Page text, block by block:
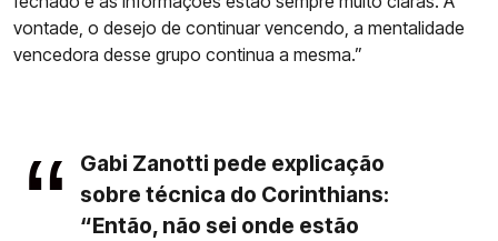
vontade, o desejo de continuar vencendo, a mentalidade
vencedora desse grupo continua a mesma.”
Gabi Zanotti pede explicação
sobre técnica do Corinthians:
“Então, não sei onde estão